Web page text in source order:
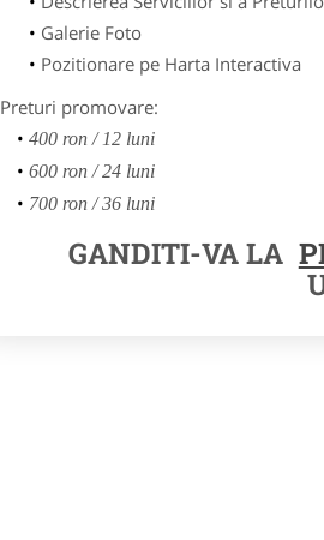
Galerie Foto
Pozitionare pe Harta Interactiva
Preturi promovare:
400 ron / 12 luni
600 ron / 24 luni
700 ron / 36 luni
GANDITI-VA LA